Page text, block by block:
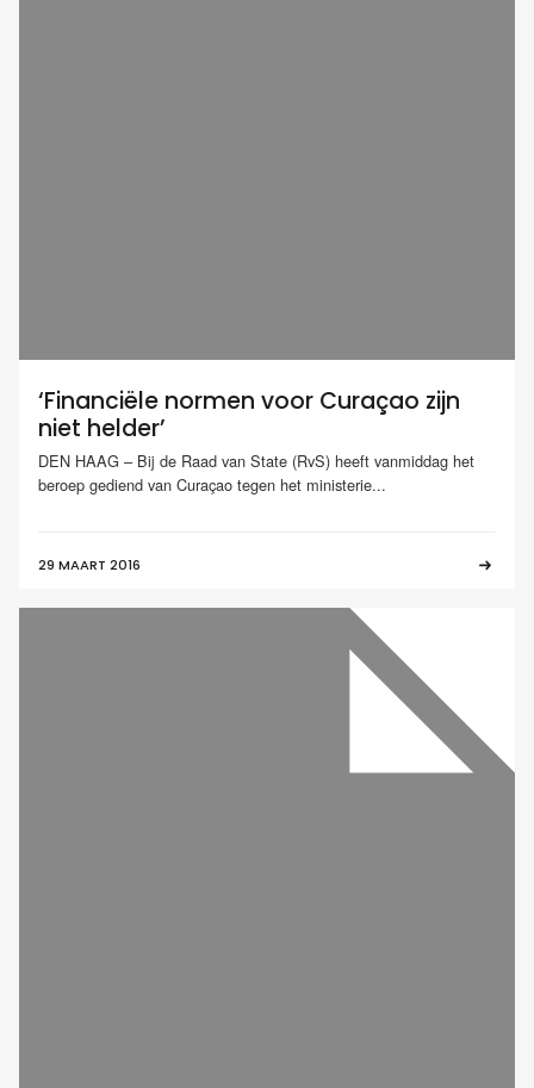
‘Financiële normen voor Curaçao zijn
niet helder’
DEN HAAG – Bij de Raad van State (RvS) heeft vanmiddag het
beroep gediend van Curaçao tegen het ministerie...
29 MAART 2016